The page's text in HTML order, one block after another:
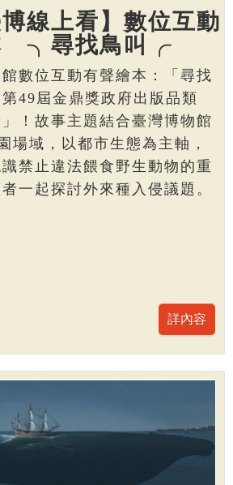
博線上看】數位互動
╮尋找鳥叫╭
數位互動有聲繪本：「尋找
49屆金鼎獎政府出版品類
」！故事主題結合臺灣博物館
場域，以都市生態為主軸，
禁止違法餵食野生動物的重
一起探討外來種入侵議題。